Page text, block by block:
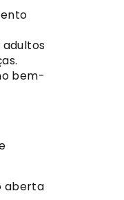
bem-
aberta